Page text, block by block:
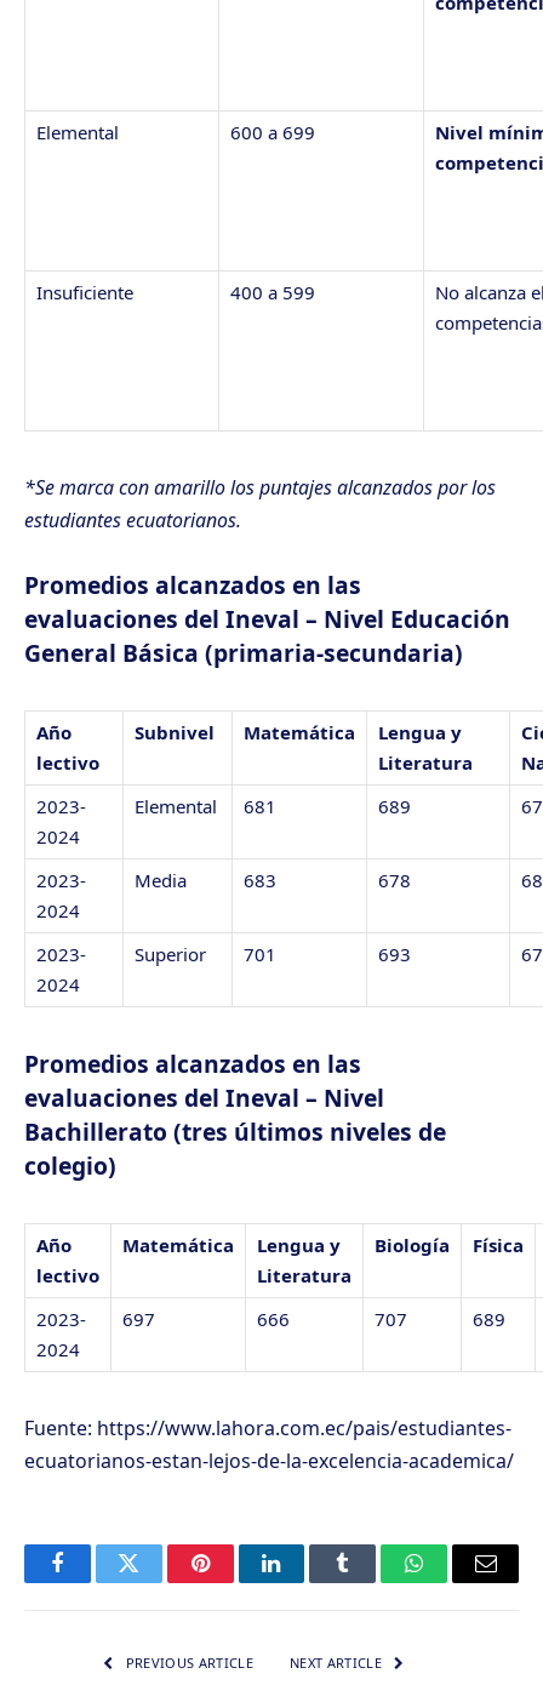
Elemental 600 a 699
Nivel
Insuficiente 400 a 599
No alcanza
*Se marca con amarillo los puntajes alcanzados por los
estudiantes ecuatorianos.
Promedios alcanzados en las
evaluaciones del Ineval – Nivel Educación
General Básica (primaria-secundaria)
Año
lectivo
Subnivel Matemática
Lengua y
Literatura
2023-
2024
Elemental 681 689
2023-
2024
Media 683 678
2023-
2024
Superior 701 693
Promedios alcanzados en las
evaluaciones del Ineval – Nivel
Bachillerato (tres últimos niveles de
colegio)
Año
lectivo
Matemática
Lengua y
Literatura
Biología Física
2023-
2024
697 666 707 689
Fuente: https://www.lahora.com.ec/pais/estudiantes-
ecuatorianos-estan-lejos-de-la-excelencia-academica/
FacebookTwitter PinterestLinkedInTumblr WhatsAppEmail
PREVIOUS ARTICLE NEXT ARTICLE